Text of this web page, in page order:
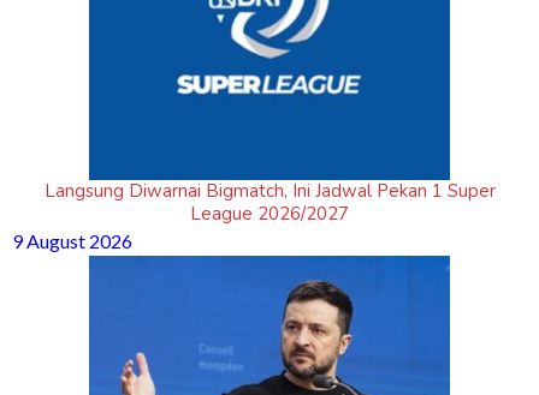
Langsung Diwarnai Bigmatch, Ini Jadwal Pekan 1 Super
League 2026/2027
9 August 2026